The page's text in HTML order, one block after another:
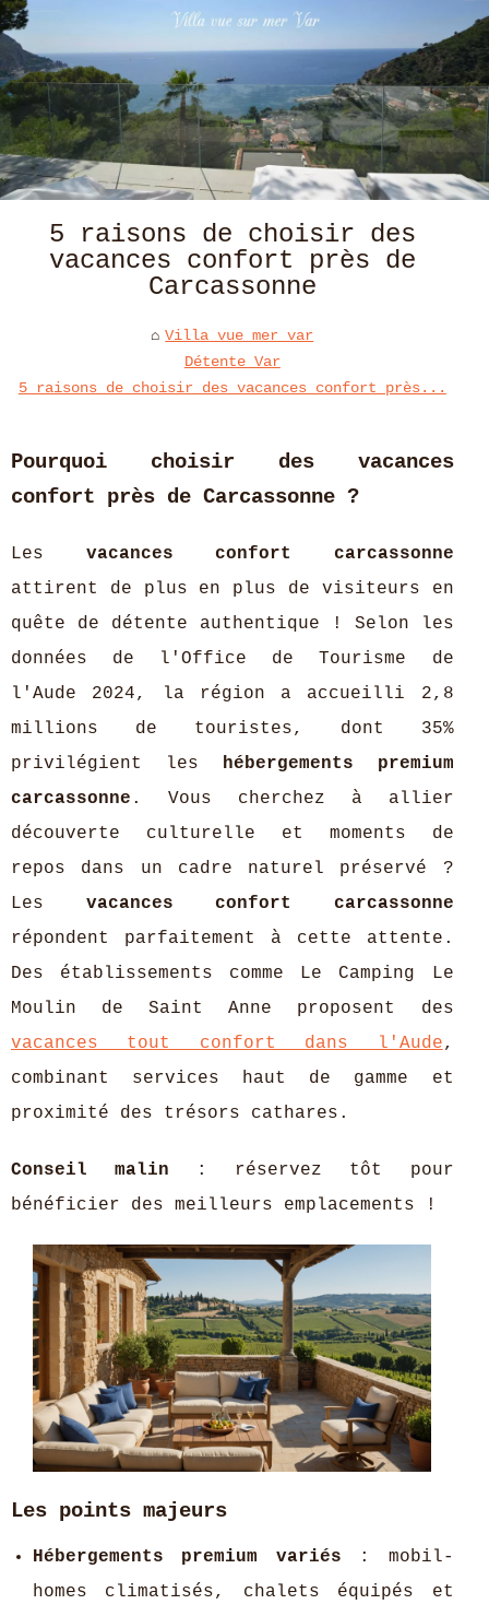
5 raisons de choisir des
vacances confort près de
Carcassonne
Villa vue mer var
Détente Var
5 raisons de choisir des vacances confort près...
Pourquoi choisir des vacances
confort près de Carcassonne ?
Les vacances confort carcassonne
attirent de plus en plus de visiteurs en
quête de détente authentique ! Selon les
données de l'Office de Tourisme de
l'Aude 2024, la région a accueilli 2,8
millions de touristes, dont 35%
privilégient les hébergements premium
carcassonne . Vous cherchez à allier
découverte culturelle et moments de
repos dans un cadre naturel préservé ?
Les vacances confort carcassonne
répondent parfaitement à cette attente.
Des établissements comme Le Camping Le
Moulin de Saint Anne proposent des
vacances tout confort dans l'Aude,
combinant services haut de gamme et
proximité des trésors cathares.
Conseil malin : réservez tôt pour
bénéficier des meilleurs emplacements !
Les points majeurs
Hébergements premium variés : mobil-
homes climatisés, chalets équipés et